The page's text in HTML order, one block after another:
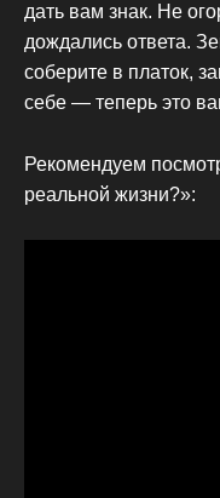
дать вам знак. Не
дождались ответа.
соберите в платок,
себе — теперь это
Рекомендуем
реальной жизни?»: